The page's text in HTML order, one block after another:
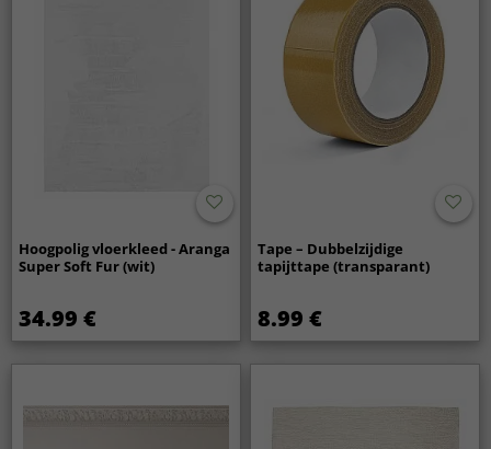
Hoogpolig vloerkleed - Aranga
Super Soft Fur (wit)
34.99 €
Tape – Dubbelzijdige
tapijttape (transparant)
8.99 €